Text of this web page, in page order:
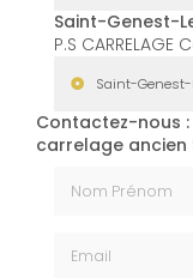
Saint-Genest-
P.S
Saint-Genest-
Contactez-nous
carrelage ancien